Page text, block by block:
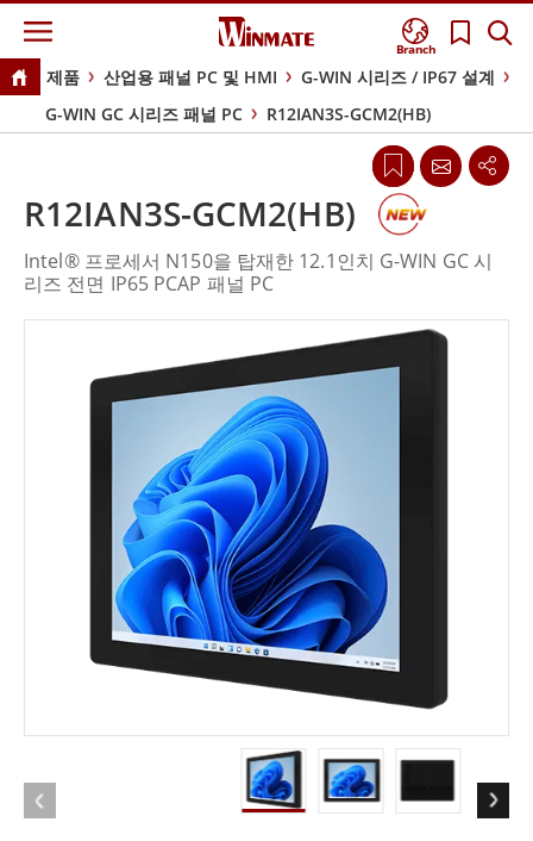
Branch
제품 산업용 패널 PC 및 HMI
G-WIN 시리즈 / IP67 설계
G-WIN GC 시리즈 패널 PC
R12IAN3S-GCM2(HB)
R12IAN3S-GCM2(HB)
Intel® 프로세서 N150을 탑재한 12.1인치 G-WIN GC 시
리즈 전면 IP65 PCAP 패널 PC